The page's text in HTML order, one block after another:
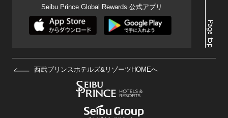
Seibu Prince Global Rewards 公式アプリ
西武プリンスホテルズ&リゾーツHOMEへ